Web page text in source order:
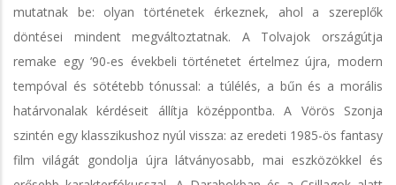
mutatnak be: olyan történetek érkeznek, ahol a szereplők
döntései mindent megváltoztatnak. A Tolvajok országútja
remake egy ’90-es évekbeli történetet értelmez újra, modern
tempóval és sötétebb tónussal: a túlélés, a bűn és a morális
határvonalak kérdéseit állítja középpontba. A Vörös Szonja
szintén egy klasszikushoz nyúl vissza: az eredeti 1985-ös fantasy
film világát gondolja újra látványosabb, mai eszközökkel és